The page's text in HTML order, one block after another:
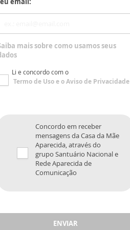
mais sobre como usamos seus
Li e concordo com o
Termo de Usoe oAviso de Privacidade
Concordo em receber
mensagens da Casa da Mãe
Aparecida, através do
grupo Santuário Nacional e
Rede Aparecida de
Comunicação
ENVIAR